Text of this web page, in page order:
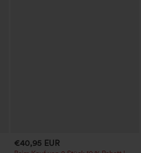
€40,95 EUR